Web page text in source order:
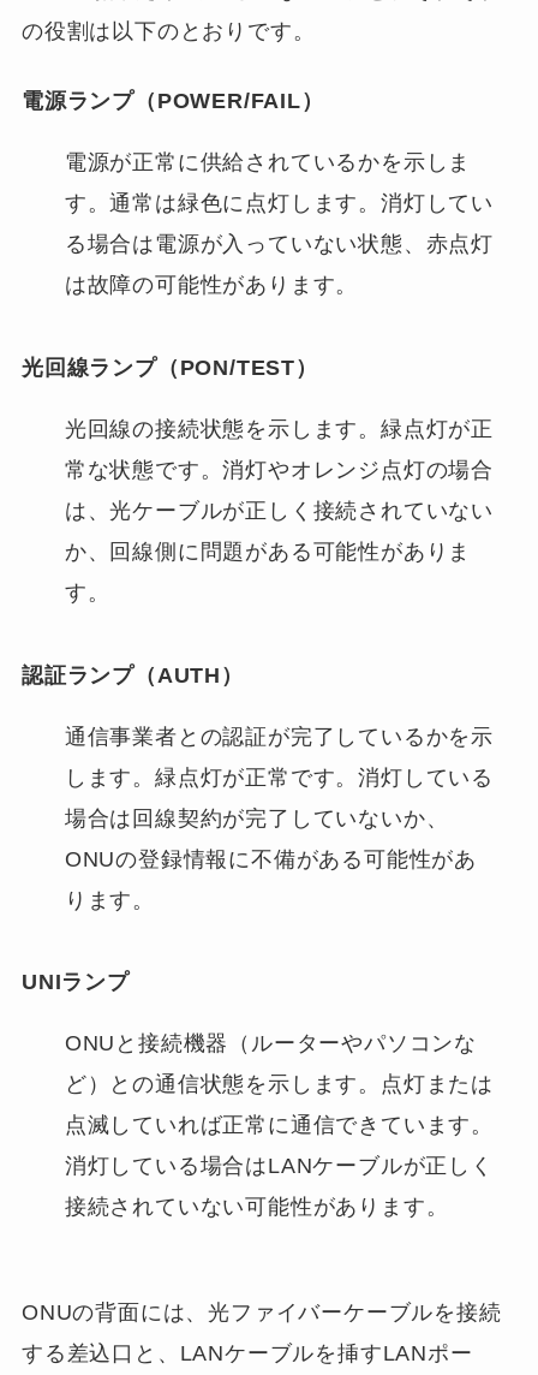
の役割は以下のとおりです。
電源ランプ（POWER/FAIL）
電源が正常に供給されているかを示しま
す。通常は緑色に点灯します。消灯してい
る場合は電源が入っていない状態、赤点灯
は故障の可能性があります。
光回線ランプ（PON/TEST）
光回線の接続状態を示します。緑点灯が正
常な状態です。消灯やオレンジ点灯の場合
は、光ケーブルが正しく接続されていない
か、回線側に問題がある可能性がありま
す。
認証ランプ（AUTH）
通信事業者との認証が完了しているかを示
します。緑点灯が正常です。消灯している
場合は回線契約が完了していないか、
ONUの登録情報に不備がある可能性があ
ります。
UNIランプ
ONUと接続機器（ルーターやパソコンな
ど）との通信状態を示します。点灯または
点滅していれば正常に通信できています。
消灯している場合はLANケーブルが正しく
接続されていない可能性があります。
ONUの背面には、光ファイバーケーブルを接続
する差込口と、LANケーブルを挿すLANポー